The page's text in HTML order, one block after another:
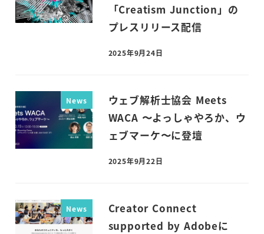
「Creatism Junction」の
プレスリリース配信
投稿日
2025年9月24日
News
ウェブ解析士協会 Meets
WACA 〜よっしゃやろか、ウ
ェブマーケ〜に登壇
投稿日
2025年9月22日
News
Creator Connect
supported by Adobeに